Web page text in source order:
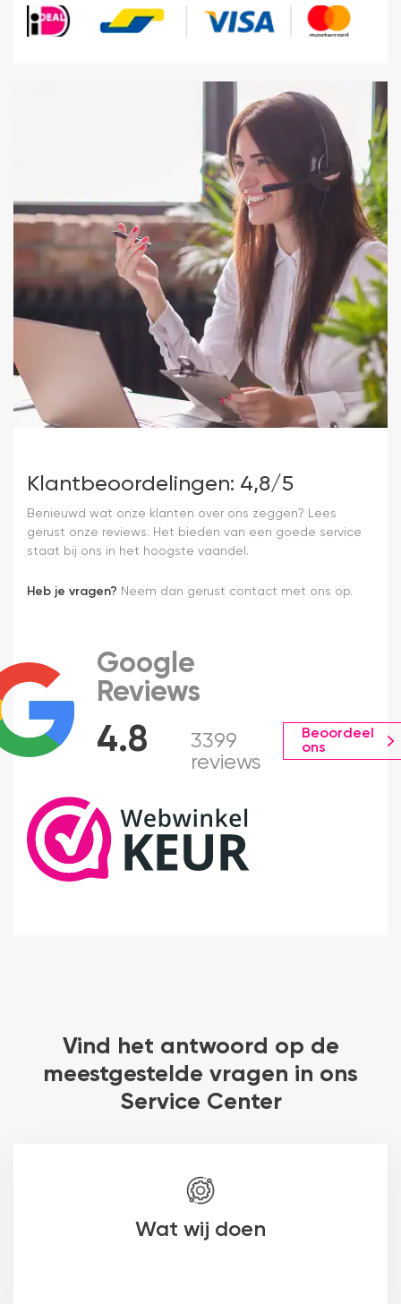
Klantbeoordelingen: 4,8/5
Benieuwd wat onze klanten over ons zeggen? Lees
gerust onze reviews. Het bieden van een goede service
staat bij ons in het hoogste vaandel.
Heb je vragen? Neem dan gerust contact met ons op.
4.8
Google
Reviews
3399
reviews
Beoordeel
ons
Vind het antwoord op de
meestgestelde vragen in ons
Service Center
Wat wij doen